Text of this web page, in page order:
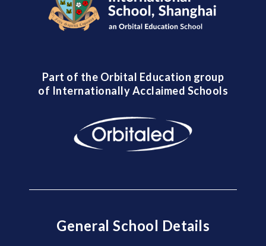
Part of the Orbital Education group
of Internationally Acclaimed Schools
General School Details